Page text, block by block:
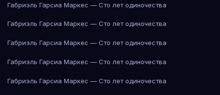
Габриэль Гарсиа Маркес — Сто лет одиночества
Габриэль Гарсиа Маркес — Сто лет одиночества
Габриэль Гарсиа Маркес — Сто лет одиночества
Габриэль Гарсиа Маркес — Сто лет одиночества
Габриэль Гарсиа Маркес — Сто лет одиночества